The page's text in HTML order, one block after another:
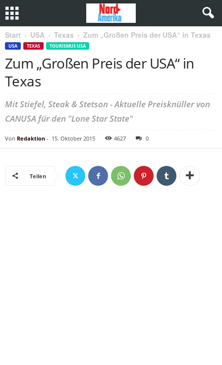
Start USA Texas Zum „Großen Preis der USA“ in Texas
USA TEXAS TOURISMUS USA
Zum „Großen Preis der USA“ in
Texas
Mit Stiefel, Steak & Stetson - Aktuelle Preisknüller von
CANUSA für den "Lone Star State"
Von Redaktion - 15. Oktober 2015 4627 0
Teilen